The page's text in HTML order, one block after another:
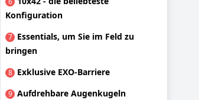
Konfiguration
7 Essentials, um Sie im Feld zu
bringen
8 Exklusive EXO-Barriere
9 Aufdrehbare Augenkugeln